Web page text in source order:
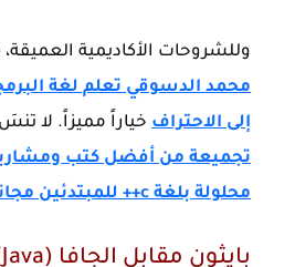
وللشروحات الأكاديمية العميقة،
إلى الاحتراف خياراً مميزاً. لا
تجميعة من أفضل كتب
محلولة بلغة c++ للمبتدئين مجانا
بايثون مقابل الجافا (Java)